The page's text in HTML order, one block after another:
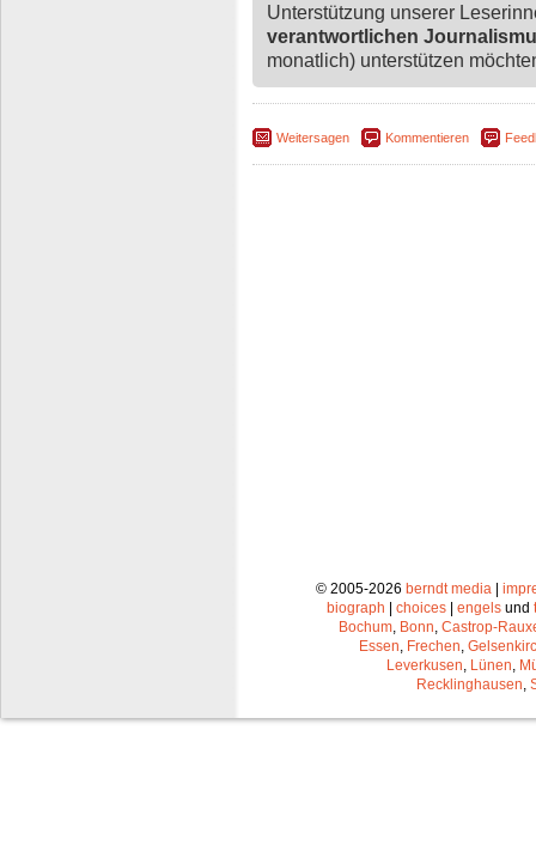
Unterstützung unserer
verantwortlichen
monatlich) unterstützen
Weitersagen Kommentieren
© 2005-2026 berndt media|
biograph
choices engels und
Bochum, Bonn, Castrop-
Essen, Frechen,
Leverkusen, Lünen,
Recklinghausen,